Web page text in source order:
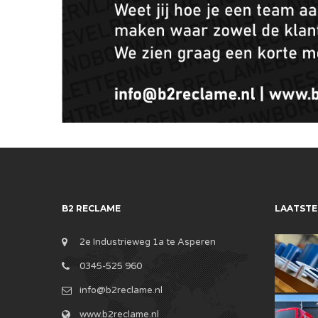
B2 RECLAME
2e Industrieweg 1a te Asperen
0345-525 960
info@b2reclame.nl
www.b2reclame.nl